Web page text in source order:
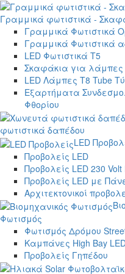
Γραμμικά φωτιστικά -
Γραμμικά Φωτιστικά
Γραμμικά Φωτιστικά
LED Φωτιστικά T5
Σκαφάκια για λάμπες
LED Λάμπες T8 Tube
Εξαρτήματα
Φθορίου
φωτιστικά δαπέδου
LED
Προβολείς LED
Προβολείς LED 230 Volt
Προβολείς LED με
Αρχιτεκτονικοί
Φωτισμός
Φωτισμός Δρόμου
Καμπάνες High Bay
Προβολείς Γηπέδου